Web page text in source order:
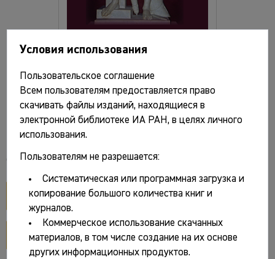
статей в честь Наталии Николаевны
Тереховой / Отв. ред. В.И. Завьялов. М.:
Таус, 2023. 174 с., ил.
Файлы и ссылки
ознакомительный фрагмент
разворот обложки
Условия использования
Пользовательское соглашение
Всем пользователям предоставляется право
скачивать файлы изданий, находящиеся в
электронной библиотеке ИА РАН, в целях личного
использования.
Пользователям не разрешается:
Систематическая или программная загрузка и
копирование большого количества книг и
журналов.
Коммерческое использование скачанных
материалов, в том числе создание на их основе
других информационных продуктов.